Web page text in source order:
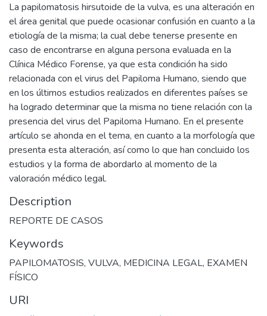
La papilomatosis hirsutoide de la vulva, es una alteración en
el área genital que puede ocasionar confusión en cuanto a la
etiología de la misma; la cual debe tenerse presente en
caso de encontrarse en alguna persona evaluada en la
Clínica Médico Forense, ya que esta condición ha sido
relacionada con el virus del Papiloma Humano, siendo que
en los últimos estudios realizados en diferentes países se
ha logrado determinar que la misma no tiene relación con la
presencia del virus del Papiloma Humano. En el presente
artículo se ahonda en el tema, en cuanto a la morfología que
presenta esta alteración, así como lo que han concluido los
estudios y la forma de abordarlo al momento de la
valoración médico legal.
Description
REPORTE DE CASOS
Keywords
PAPILOMATOSIS, VULVA, MEDICINA LEGAL, EXAMEN
FÍSICO
URI